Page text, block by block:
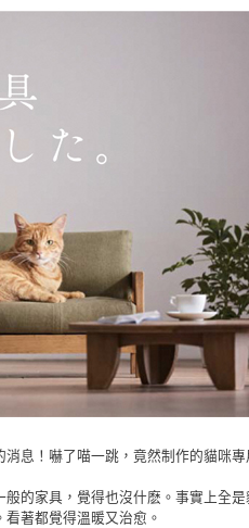
息！嚇了喵一跳，竟然制作的貓咪專
的家具，覺得也沒什麽。事實上全
著都覺得溫暖又治愈。